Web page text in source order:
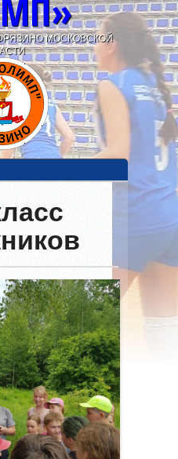
МОСКОВСКОЙ